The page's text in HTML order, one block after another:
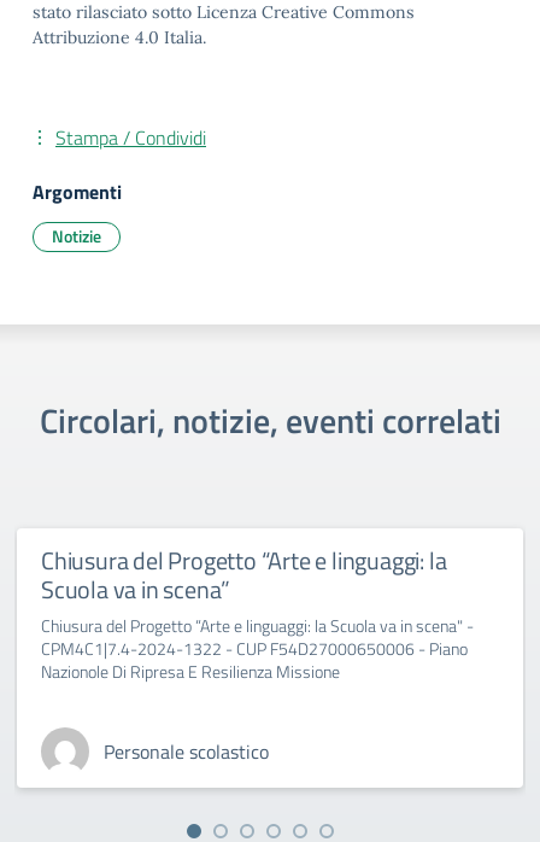
stato rilasciato sotto Licenza Creative Commons
Attribuzione 4.0 Italia.
Stampa / Condividi
Argomenti
Notizie
Circolari, notizie, eventi correlati
Chiusura del Progetto “Arte e linguaggi: la
Scuola va in scena”
Chiusura del Progetto “Arte e linguaggi: la Scuola va in scena" -
CPM4C1|7.4-2024-1322 - CUP F54D27000650006 - Piano
Nazionole Di Ripresa E Resilienza Missione
Personale scolastico